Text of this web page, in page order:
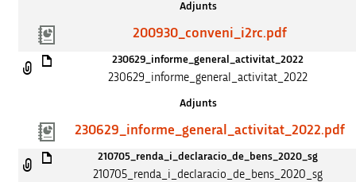
Adjunts
200930_conveni_i2rc.pdf
230629_informe_general_activitat_2022
230629_informe_general_activitat_2022
Adjunts
230629_informe_general_activitat_2022.pdf
210705_renda_i_declaracio_de_bens_2020_sg
210705_renda_i_declaracio_de_bens_2020_sg